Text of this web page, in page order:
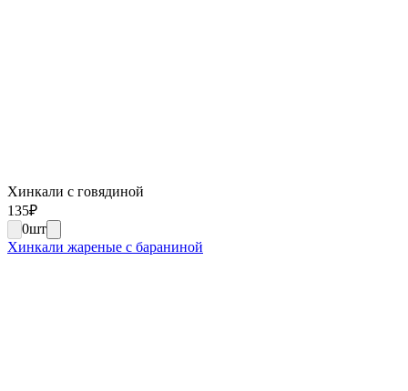
Хинкали с говядиной
135₽
0шт
Хинкали жареные с бараниной